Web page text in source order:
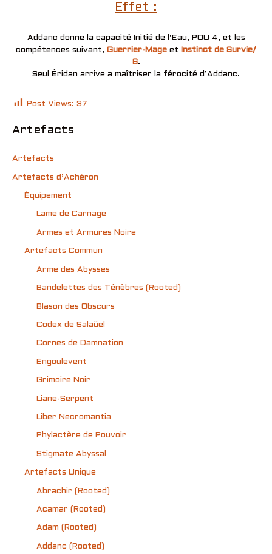
Effet :
Addanc donne la capacité Initié de l’Eau, POU 4, et les
compétences suivant, Guerrier-Mage et
Instinct de Survie/
6.
Seul Éridan arrive a maîtriser la férocité d’Addanc.
Post Views: 37
Artefacts
Artefacts
Artefacts d’Achéron
Équipement
Lame de Carnage
Armes et Armures Noire
Artefacts Commun
Arme des Abysses
Bandelettes des Ténèbres (Rooted)
Blason des Obscurs
Codex de Salaüel
Cornes de Damnation
Engoulevent
Grimoire Noir
Liane-Serpent
Liber Necromantia
Phylactère de Pouvoir
Stigmate Abyssal
Artefacts Unique
Abrachir (Rooted)
Acamar (Rooted)
Adam (Rooted)
Addanc (Rooted)